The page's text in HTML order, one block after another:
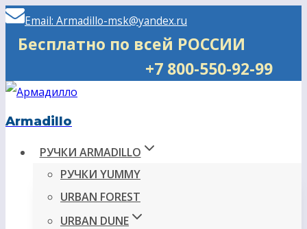
Перейти
Email: Armadillo-msk@yandex.ru
Бесплатно по всей РОССИИ
+7 800-550-92-99
Armadillo
РУЧКИ ARMADILLO
РУЧКИ YUMMY
URBAN FOREST
URBAN DUNE